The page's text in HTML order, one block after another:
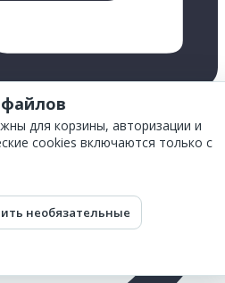
для корзины, авторизации и
cookies включаются только с
необязательные